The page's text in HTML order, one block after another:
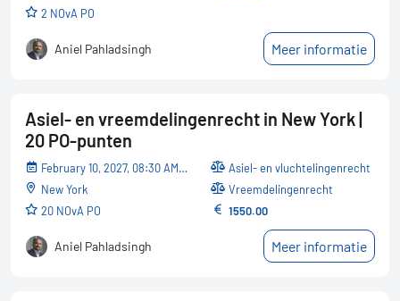
2 NOvA PO
Aniel Pahladsingh Meer informatie
Asiel- en vreemdelingenrecht in New York |
20 PO-punten
February 10, 2027, 08:30 AM - February 13, 2027, 01:00 PM
New York
20 NOvA PO
Asiel- en vluchtelingenrecht
Vreemdelingenrecht
1550.00
Aniel Pahladsingh Meer informatie